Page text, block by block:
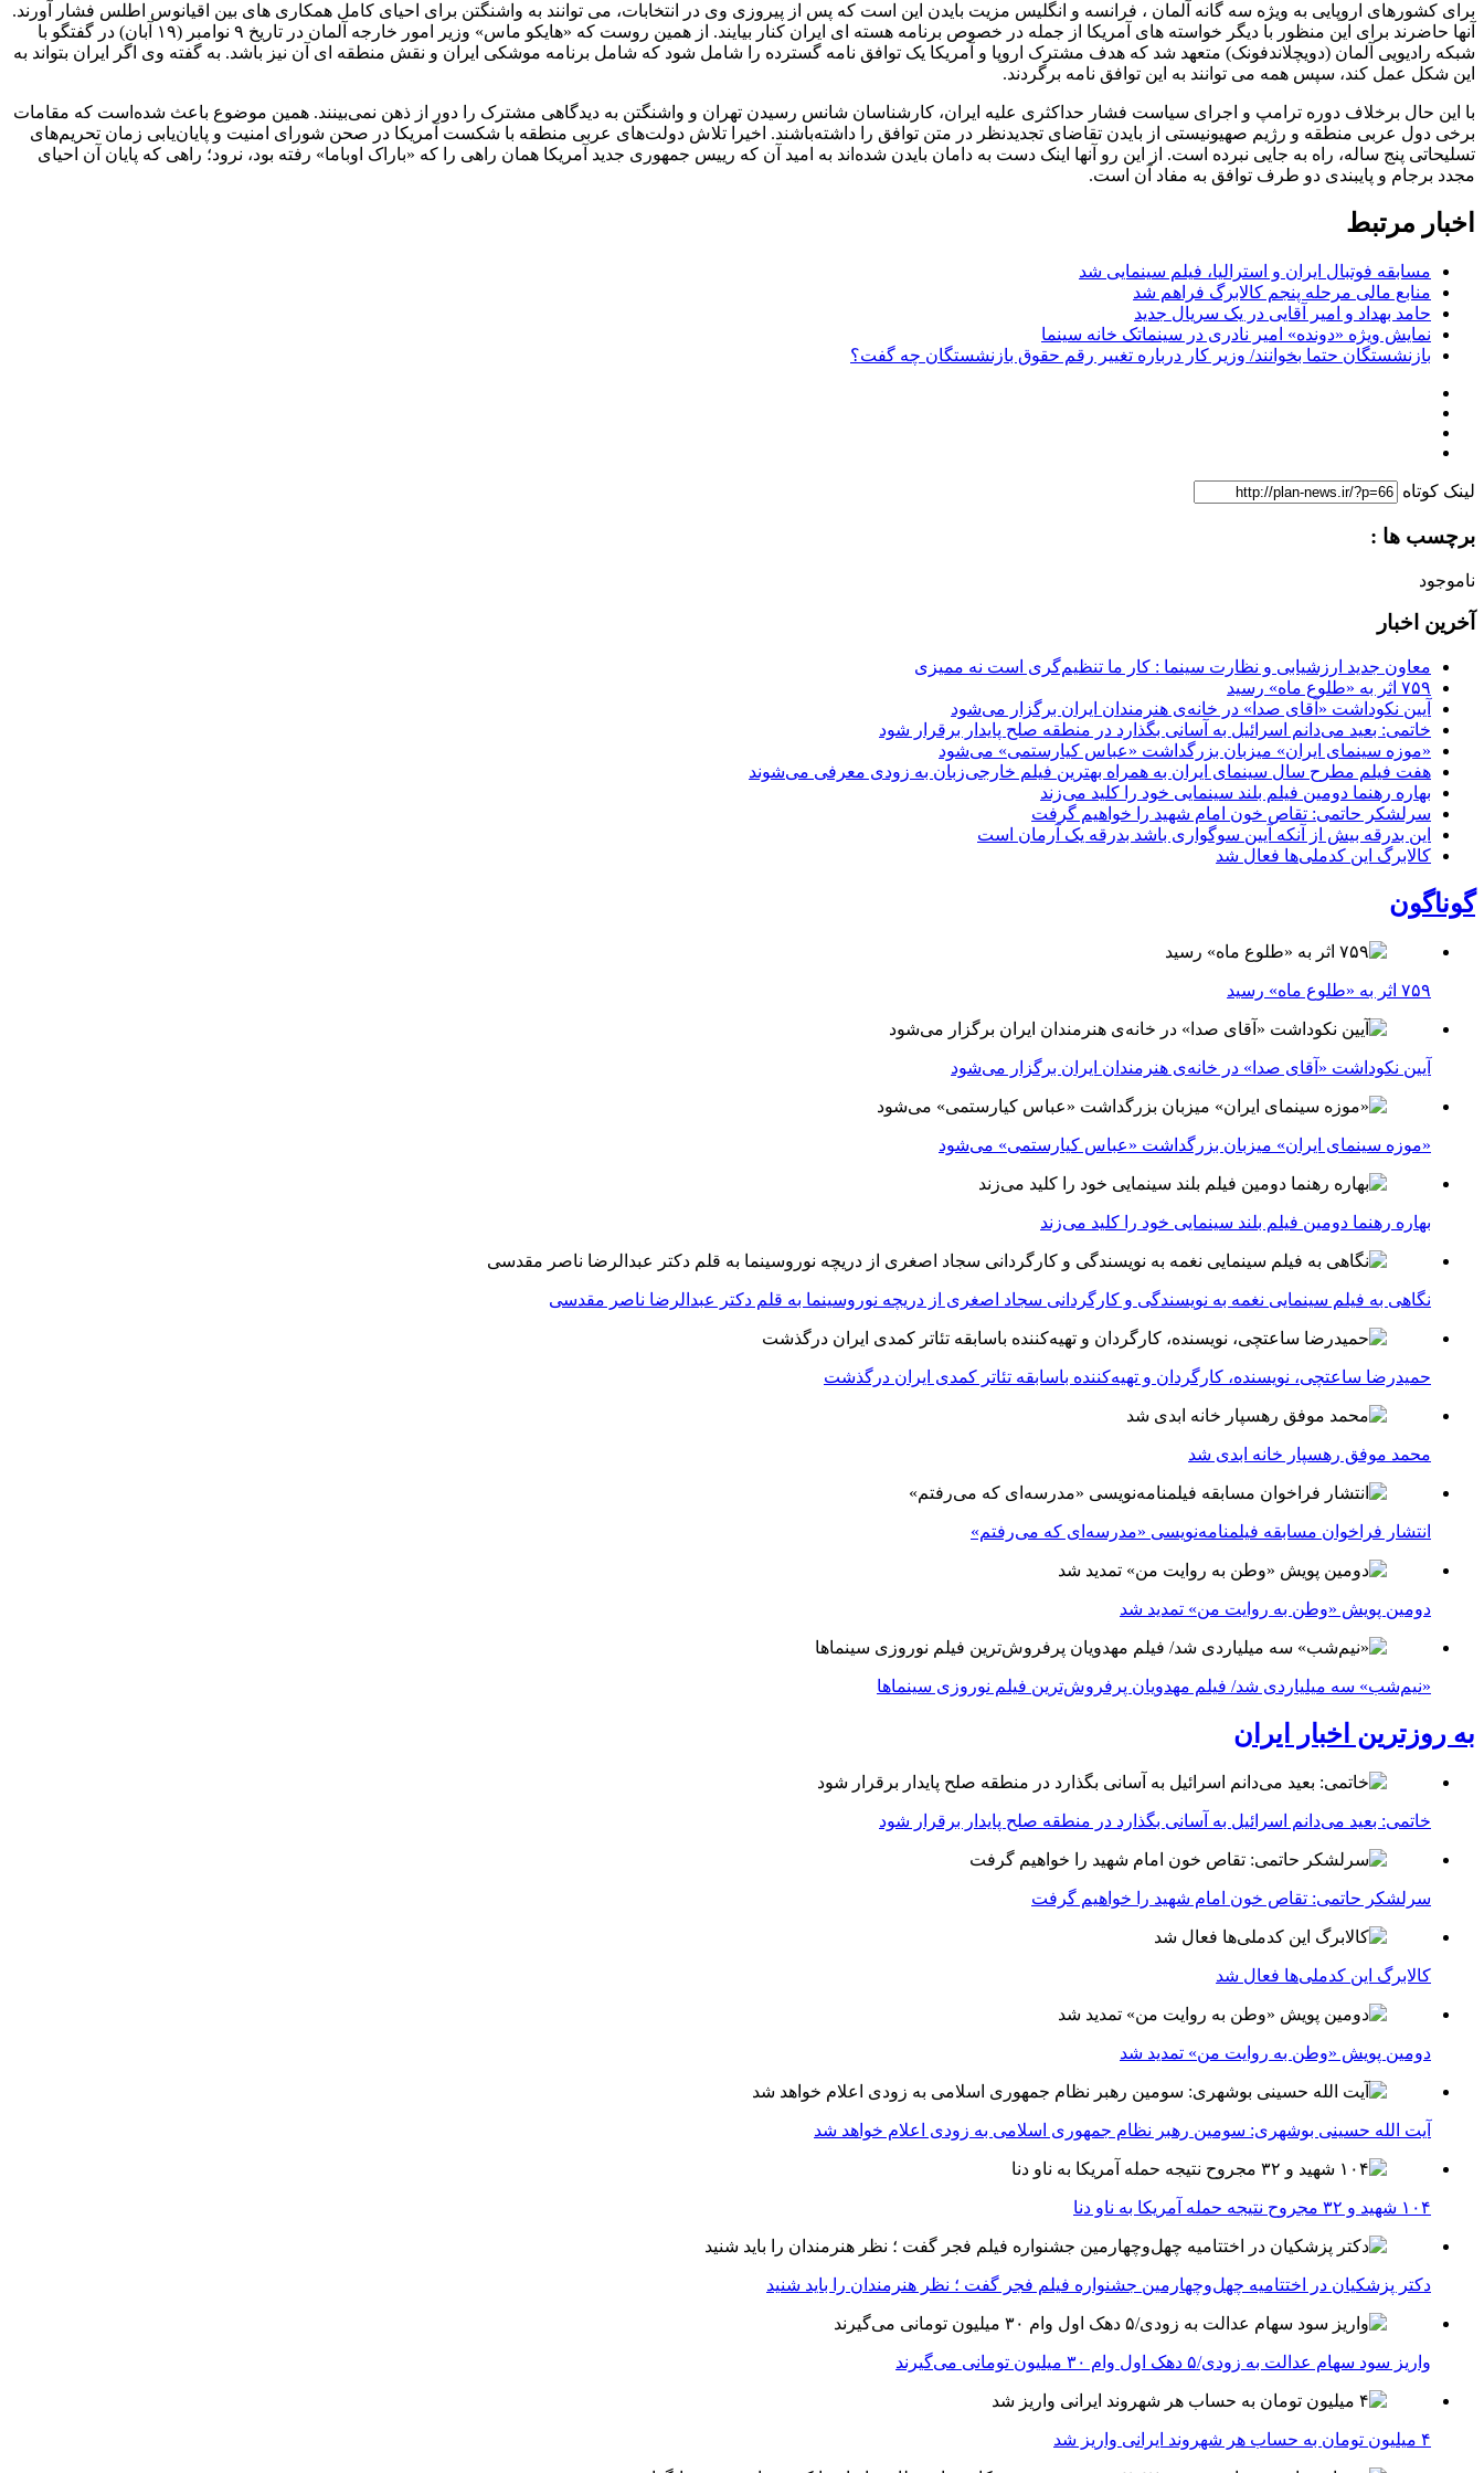
برای کشورهای اروپایی به ویژه سه گانه آلمان ، فرانسه و انگلیس مزیت بایدن این است که پس از پیروزی وی در انتخابات، می توانند به واشنگتن برای احیای کامل همکاری های بین اقیانوس اطلس فشار آورند.
آنها حاضرند برای این منظور با دیگر خواسته های آمریکا از جمله در خصوص برنامه هسته ای ایران کنار بیایند. از همین روست که «هایکو ماس» وزیر امور خارجه آلمان در تاریخ ۹ نوامبر (۱۹ آبان) در گفتگو با
شبکه رادیویی آلمان (دویچلاندفونک) متعهد شد که هدف مشترک اروپا و آمریکا یک توافق نامه گسترده را شامل شود که شامل برنامه موشکی ایران و نقش منطقه ای آن نیز باشد. به گفته وی اگر ایران بتواند به
این شکل عمل کند، سپس همه می توانند به این توافق نامه برگردند.
با این حال برخلاف دوره ترامپ و اجرای سیاست فشار حداکثری علیه ایران، کارشناسان شانس رسیدن تهران و واشنگتن به دیدگاهی مشترک را دور از ذهن نمی‌بینند. همین موضوع باعث شده‌است که مقامات
برخی دول عربی منطقه و رژیم صهیونیستی از بایدن تقاضای تجدیدنظر در متن توافق را داشته‌باشند. اخیرا تلاش دولت‌های عربی منطقه با شکست آمریکا در صحن شورای امنیت و پایان‌یابی زمان تحریم‌های
تسلیحاتی پنج ساله، راه به جایی نبرده است. از این رو آنها اینک دست به دامان بایدن شده‌اند به امید آن که رییس جمهوری جدید آمریکا همان راهی را که «باراک اوباما» رفته بود، نرود؛ راهی که پایان آن احیای
مجدد برجام و پایبندی دو طرف توافق به مفاد آن است.
اخبار مرتبط
مسابقه فوتبال ایران و استرالیا، فیلم سینمایی شد
منابع مالی مرحله پنجم کالابرگ فراهم شد
حامد بهداد و امیر آقایی در یک سریال جدید
نمایش ویژه «دونده» امیر نادری در سینماتک خانه سینما
بازنشستگان حتما بخوانند/ وزیر کار درباره تغییر رقم حقوق بازنشستگان چه گفت؟
لینک کوتاه
برچسب ها :
ناموجود
آخرین اخبار
معاون جدید ارزشیابی و نظارت سینما : کار ما تنظیم‌گری است نه ممیزی
۷۵۹ اثر به «طلوع ماه» رسید
آیین نکوداشت «آقای صدا» در خانه‌ی هنرمندان ایران برگزار می‌شود
خاتمی: بعید می‌دانم اسرائیل به آسانی بگذارد در منطقه صلح پایدار برقرار شود
«موزه سینمای ایران» میزبان بزرگداشت «عباس کیارستمی» می‌شود
هفت فیلم مطرح سال سینمای ایران به همراه بهترین فیلم خارجی‌زبان به زودی معرفی می‌شوند
بهاره رهنما دومین فیلم بلند سینمایی خود را کلید می‌زند
سرلشکر حاتمی: تقاص خون امام شهید را خواهیم گرفت
این بدرقه بیش از آنکه آیین سوگواری باشد بدرقه یک آرمان است
کالابرگ این کدملی‌ها فعال شد
گوناگون
۷۵۹ اثر به «طلوع ماه» رسید
آیین نکوداشت «آقای صدا» در خانه‌ی هنرمندان ایران برگزار می‌شود
«موزه سینمای ایران» میزبان بزرگداشت «عباس کیارستمی» می‌شود
بهاره رهنما دومین فیلم بلند سینمایی خود را کلید می‌زند
نگاهی به فیلم سینمایی نغمه به نویسندگی و کارگردانی سجاد اصغری از دریچه نوروسینما به قلم دکتر عبدالرضا ناصر مقدسی
حمیدرضا ساعتچی، نویسنده، کارگردان و تهیه‌کننده باسابقه تئاتر کمدی ایران درگذشت
محمد موفق رهسپار خانه ابدی شد
انتشار فراخوان مسابقه فیلمنامه‌نویسی «مدرسه‌ای که می‌رفتم»
دومین پویش «وطن به روایت من» تمدید شد
«نیم‌شب» سه میلیاردی شد/ فیلم مهدویان پرفروش‌ترین فیلم نوروزی سینماها
به روزترین اخبار ایران
خاتمی: بعید می‌دانم اسرائیل به آسانی بگذارد در منطقه صلح پایدار برقرار شود
سرلشکر حاتمی: تقاص خون امام شهید را خواهیم گرفت
کالابرگ این کدملی‌ها فعال شد
دومین پویش «وطن به روایت من» تمدید شد
آیت الله حسینی بوشهری: سومین رهبر نظام جمهوری اسلامی به زودی اعلام خواهد شد
۱۰۴ شهید و ۳۲ مجروح نتیجه حمله آمریکا به ناو دنا
دکتر پزشکیان در اختتامیه چهل‌وچهارمین جشنواره فیلم فجر گفت ؛ نظر هنرمندان را باید شنید
واریز سود سهام عدالت به زودی/۵ دهک اول وام ۳۰ میلیون تومانی می‌گیرند
۴ میلیون تومان به حساب هر شهروند ایرانی واریز شد